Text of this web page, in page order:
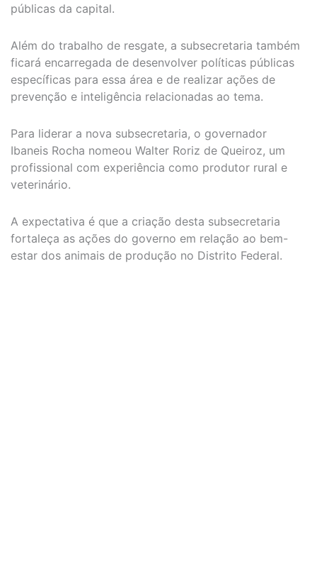
públicas da capital.
Além do trabalho de resgate, a subsecretaria também
ficará encarregada de desenvolver políticas públicas
específicas para essa área e de realizar ações de
prevenção e inteligência relacionadas ao tema.
Para liderar a nova subsecretaria, o governador
Ibaneis Rocha nomeou Walter Roriz de Queiroz, um
profissional com experiência como produtor rural e
veterinário.
A expectativa é que a criação desta subsecretaria
fortaleça as ações do governo em relação ao bem-
estar dos animais de produção no Distrito Federal.